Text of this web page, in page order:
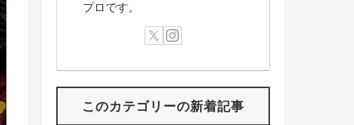
プロです。
このカテゴリーの新着記事